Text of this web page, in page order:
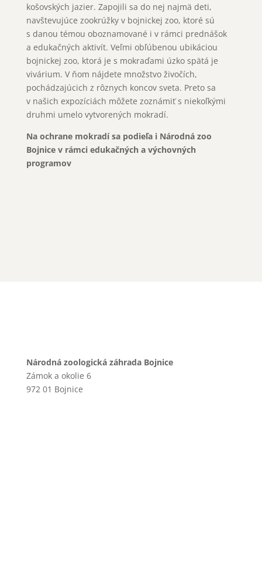
košovských jazier. Zapojili sa do nej najmä deti,
navštevujúce zookrúžky v bojnickej zoo, ktoré sú
s danou témou oboznamované i v rámci prednášok
a edukačných aktivít. Veľmi obľúbenou ubikáciou
bojnickej zoo, ktorá je s mokraďami úzko spätá je
vivárium. V ňom nájdete množstvo živočích,
pochádzajúcich z rôznych koncov sveta. Preto sa
v našich expozíciách môžete zoznámiť s niekoľkými
druhmi umelo vytvorených mokradí.
Na ochrane mokradí sa podieľa i Národná zoo
Bojnice v rámci edukačných a výchovných
programov
Národná zoologická záhrada Bojnice
Zámok a okolie 6
972 01 Bojnice